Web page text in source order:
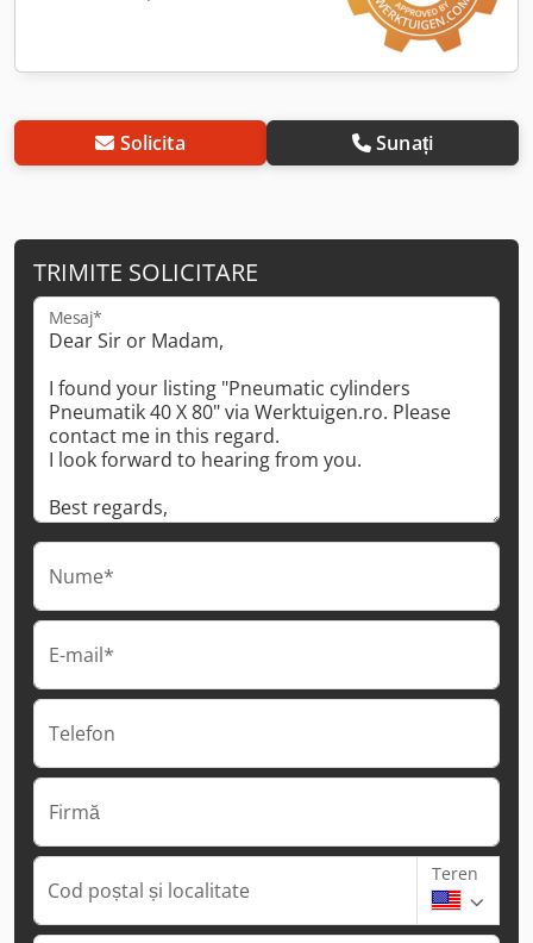
Solicita Sunați
TRIMITE SOLICITARE
Mesaj*
Nume*
E-mail*
Telefon
Firmă
Cod poștal și localitate
Teren